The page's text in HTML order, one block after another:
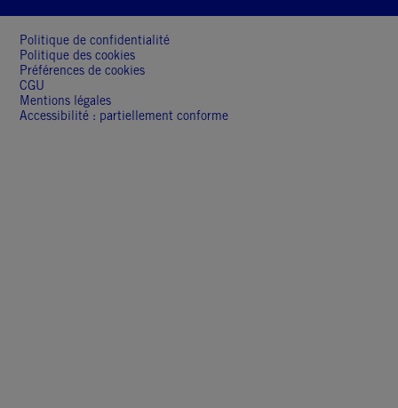
Politique de confidentialité
Politique des cookies
Préférences de cookies
CGU
Mentions légales
Accessibilité : partiellement conforme